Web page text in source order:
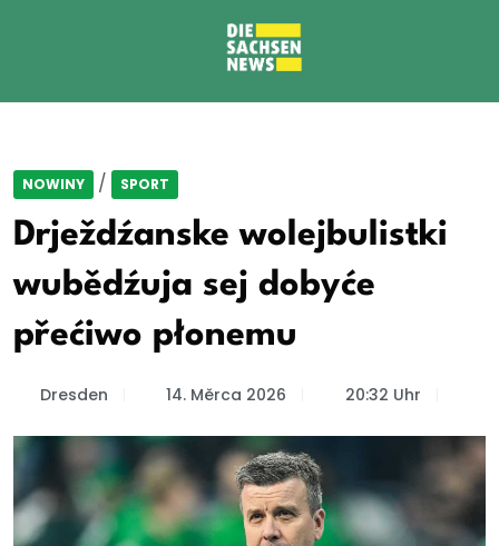
NOWINY / SPORT
Drježdźanske wolejbulistki
wubědźuja sej dobyće
přećiwo płonemu
Dresden 14. Měrca 2026 20:32 Uhr